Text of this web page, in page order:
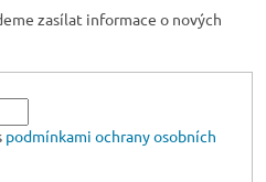
zasílat informace o nových
podmínkami ochrany osobních